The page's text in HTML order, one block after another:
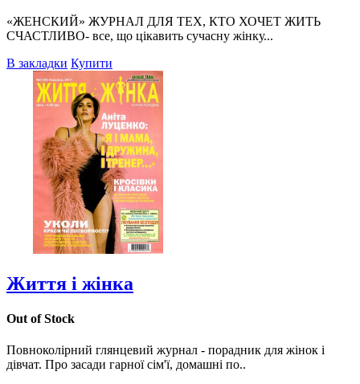
«ЖЕНСКИЙ» ЖУРНАЛ ДЛЯ ТЕХ, КТО ХОЧЕТ ЖИТЬ
СЧАСТЛИВО- все, що цікавить сучасну жінку...
В закладки Купити
Життя і жінка
Out of Stock
Повноколірний глянцевий журнал - порадник для жінок і
дівчат. Про засади гарної сім'ї, домашні по..